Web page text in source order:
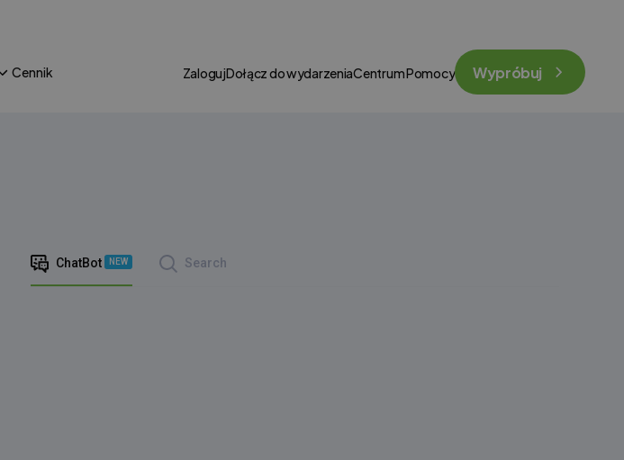
Cennik ZalogujDołącz do wydarzeniaCentrum Pomocy Wypróbuj
ChatBot NEW Search